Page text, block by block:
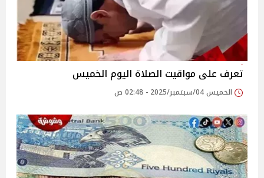
تعرف على مواقيت الصلاة اليوم الخميس
الخميس 04/سبتمبر/2025 - 02:48 ص